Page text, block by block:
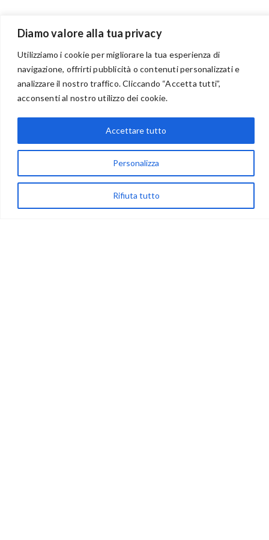
Diamo valore alla tua privacy
Utilizziamo i cookie per migliorare la tua esperienza di
navigazione, offrirti pubblicità o contenuti personalizzati e
analizzare il nostro traffico. Cliccando “Accetta tutti”,
acconsenti al nostro utilizzo dei cookie.
Personalizza
Rifiuta tutto
Accettare tutto
BENVENUTI NEL PORTALE RIVENDITORI
via Acqua delle Noci 12
83024 Monteforte Irpino (AV)
(+39) 081-7777233